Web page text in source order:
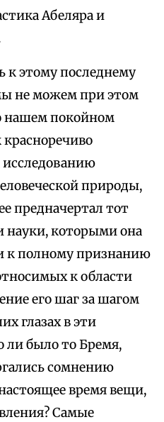
Абеляра и
к этому последнему
не можем при этом
нашем покойном
красноречиво
природы,
предначертал тот
науки, которыми она
к полному признанию
к области
его шаг за шагом
глазах в эти
ли было то Бремя,
сомнению
время вещи,
Самые